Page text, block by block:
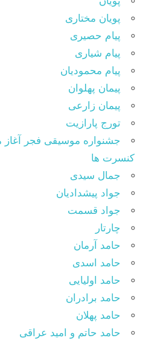
پویان مختاری
پیام حصیری
پیام شیاری
پیام محمودیان
پیمان پهلوان
پیمان زارعی
تورج پارازیت
جشنواره موسیقی فجر
کنسرت ها
جمال سیدی
جواد پیشدادیان
جواد قسمت
چارتار
حامد آرمان
حامد اسدی
حامد اولیایی
حامد برادران
حامد پهلان
حامد حاتم و امید عراقی